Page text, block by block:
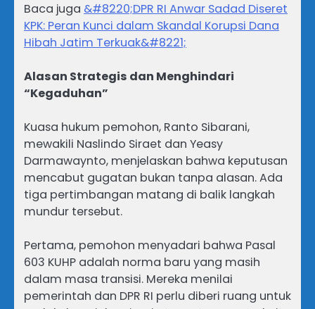
Baca juga &#8220;DPR RI Anwar Sadad Diseret
KPK: Peran Kunci dalam Skandal Korupsi Dana
Hibah Jatim Terkuak&#8221;
Alasan Strategis dan Menghindari
“Kegaduhan”
Kuasa hukum pemohon, Ranto Sibarani,
mewakili Naslindo Siraet dan Yeasy
Darmawaynto, menjelaskan bahwa keputusan
mencabut gugatan bukan tanpa alasan. Ada
tiga pertimbangan matang di balik langkah
mundur tersebut.
Pertama, pemohon menyadari bahwa Pasal
603 KUHP adalah norma baru yang masih
dalam masa transisi. Mereka menilai
pemerintah dan DPR RI perlu diberi ruang untuk